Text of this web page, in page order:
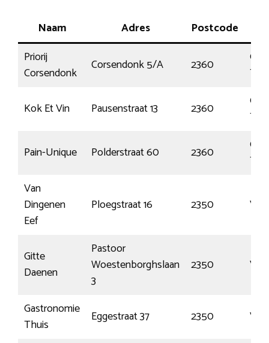
Naam Adres Postcode
Priorij
Corsendonk
Corsendonk 5/A 2360
Kok Et Vin
Pausenstraat 13 2360
Pain-Unique
Polderstraat 60 2360
Van
Dingenen
Eef
Ploegstraat 16 2350
Gitte
Daenen
Pastoor
Woestenborghslaan
3
2350
Gastronomie
Thuis
Eggestraat 37 2350